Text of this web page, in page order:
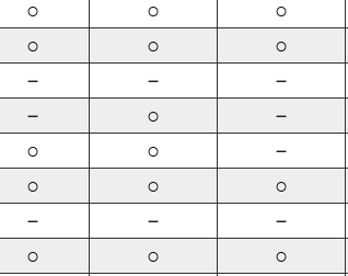
○ ○ ○
○ ○ ○
－ － －
－ ○ －
○ ○ －
○ ○ ○
－ － －
○ ○ ○